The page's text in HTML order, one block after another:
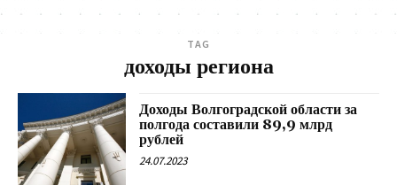
TAG
доходы региона
Доходы Волгоградской области за
полгода составили 89,9 млрд
рублей
24.07.2023